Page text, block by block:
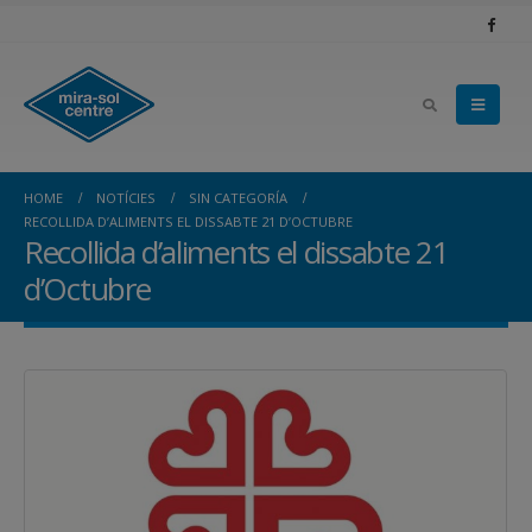
HOME NOTÍCIES
SIN CATEGORÍA
RECOLLIDA D’ALIMENTS EL DISSABTE 21 D’OCTUBRE
Recollida d’aliments el dissabte 21
d’Octubre